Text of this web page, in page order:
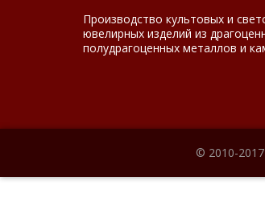
Производство культовых и
ювелирных изделий из
полудрагоценных металлов и
© 2010-